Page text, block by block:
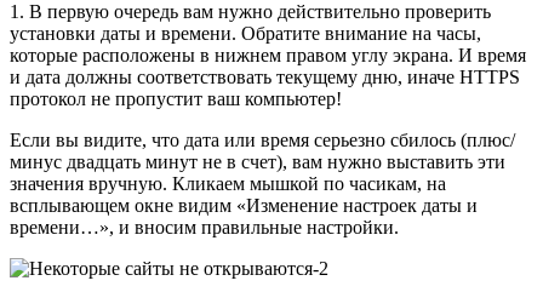
1. В первую очередь вам нужно действительно проверить
установки даты и времени. Обратите внимание на часы,
которые расположены в нижнем правом углу экрана. И время
и дата должны соответствовать текущему дню, иначе HTTPS
протокол не пропустит ваш компьютер!
Если вы видите, что дата или время серьезно сбилось (плюс/
минус двадцать минут не в счет), вам нужно выставить эти
значения вручную. Кликаем мышкой по часикам, на
всплывающем окне видим «Изменение настроек даты и
времени…», и вносим правильные настройки.